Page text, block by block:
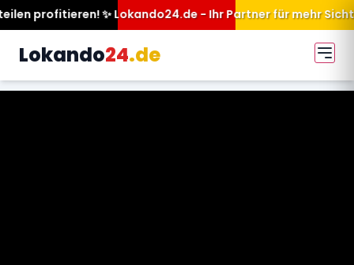
- Ihr Partner für mehr Sichtbarkeit.
Lokando24.de